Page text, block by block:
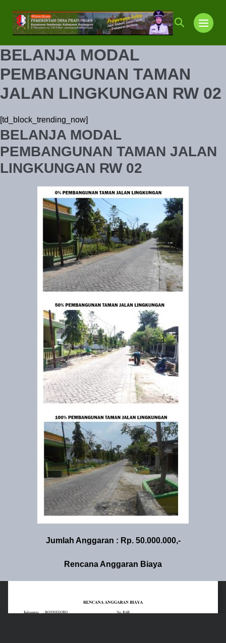
konten
Toggle
BELANJA MODAL
PEMBANGUNAN TAMAN
JALAN LINGKUNGAN RW 02
[td_block_trending_now]
BELANJA MODAL
PEMBANGUNAN TAMAN JALAN
LINGKUNGAN RW 02
Jumlah Anggaran : Rp. 50.000.000,-
Rencana Anggaran Biaya